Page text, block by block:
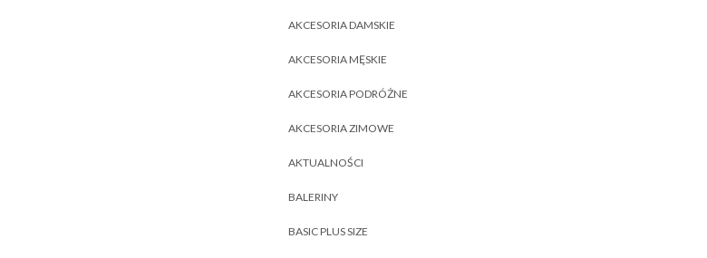
AKCESORIA DAMSKIE
AKCESORIA MĘSKIE
AKCESORIA PODRÓŻNE
AKCESORIA ZIMOWE
AKTUALNOŚCI
BALERINY
BASIC PLUS SIZE